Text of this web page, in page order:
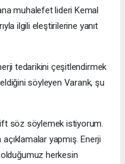
muhalefet lideri Kemal
ilgili eleştirilerine yanıt
tedarikini çeşitlendirmek
söyleyen Varank, şu
söz söylemek istiyorum.
açıklamalar yapmış. Enerji
herkesin